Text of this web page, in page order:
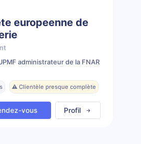
europeenne de
administrateur de la FNAR
⚠️ Clientèle presque complète
vous Profil